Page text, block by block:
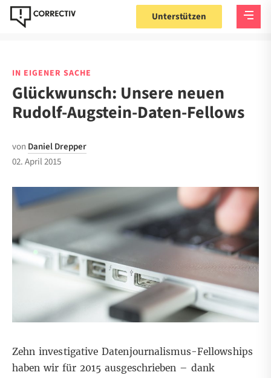
Unterstützen
IN EIGENER SACHE
Glückwunsch: Unsere neuen
Rudolf-Augstein-Daten-Fellows
von Daniel Drepper
02. April 2015
Zehn investigative Datenjournalismus-Fellowships
haben wir für 2015 ausgeschrieben – dank